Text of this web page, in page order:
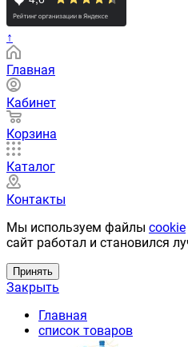
↑
Главная
Кабинет
Корзина
Каталог
Контакты
Мы используем файлы cookie
сайт работал и становился
Принять
Закрыть
Главная
список товаров